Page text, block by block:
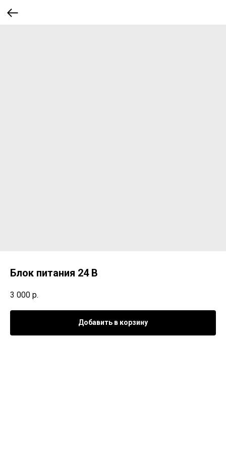
Блок питания 24 В
3 000 р.
Добавить в корзину